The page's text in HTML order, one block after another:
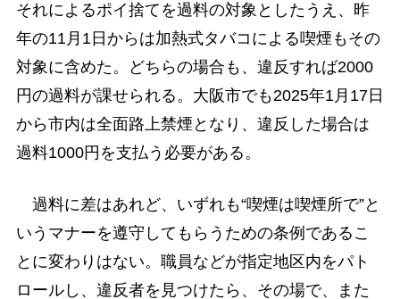
それによるポイ捨てを過料の対象としたうえ、昨
年の11月1日からは加熱式タバコによる喫煙もその
対象に含めた。どちらの場合も、違反すれば2000
円の過料が課せられる。大阪市でも2025年1月17日
から市内は全面路上禁煙となり、違反した場合は
過料1000円を支払う必要がある。
過料に差はあれど、いずれも“喫煙は喫煙所で”と
いうマナーを遵守してもらうための条例であるこ
とに変わりはない。職員などが指定地区内をパト
ロールし、違反者を見つけたら、その場で、また